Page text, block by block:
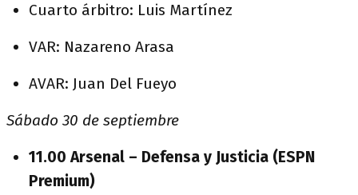
Cuarto árbitro: Luis Martínez
VAR: Nazareno Arasa
AVAR: Juan Del Fueyo
Sábado 30 de septiembre
11.00 Arsenal – Defensa y Justicia (ESPN
Premium)